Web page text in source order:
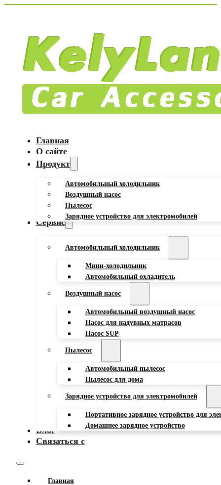
Главная
О сайте
Продукт
Автомобильный холодильник
Воздушный насос
Пылесос
Зарядное устройство для электромобилей
Сервис
Автомобильный холодильник
Мини-холодильник
Автомобильный охладитель
Воздушный насос
Автомобильный воздушный насос
Насос для надувных матрасов
Насос SUP
Пылесос
Автомобильный пылесос
Пылесос для дома
Зарядное устройство для электромобилей
Портативное зарядное устройство для
Домашнее зарядное устройство
Блог
Связаться с
Главная